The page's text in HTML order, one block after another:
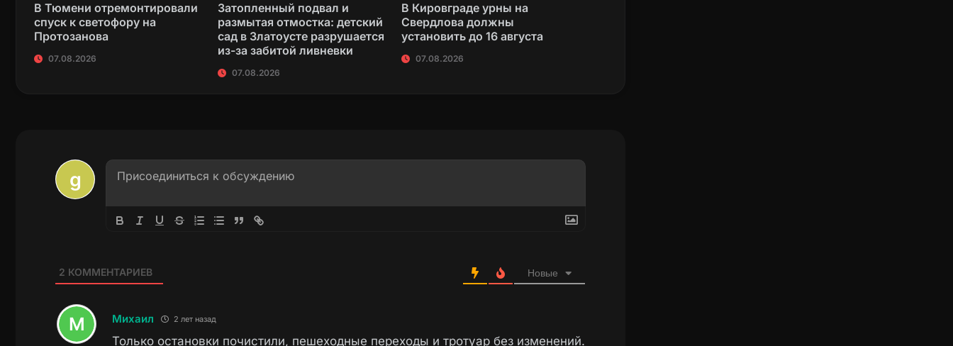
В Тюмени отремонтировали
спуск к светофору на
Протозанова
07.08.2026
Затопленный подвал и
размытая отмостка: детский
сад в Златоусте разрушается
из-за забитой ливневки
07.08.2026
В Кировграде урны на
Свердлова должны
установить до 16 августа
07.08.2026
2 КОММЕНТАРИЕВ Новые
Михаил 2 лет назад
Только остановки почистили, пешеходные переходы и тротуар без изменений.